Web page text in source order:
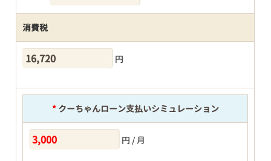
消費税
円
*クーちゃんローン支払いシミュレーション
円 / 月